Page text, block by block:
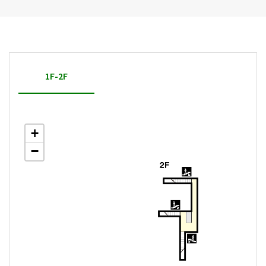
1F-2F
+
−